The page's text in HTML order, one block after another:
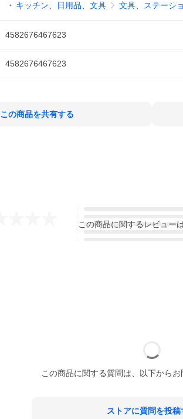
キッチン、日用品、文具
文具、ステーシ
4582676467623
4582676467623
この商品を共有する
この商品に関するレビュー
この商品に関する質問は、以下からお
ストアに質問を投稿